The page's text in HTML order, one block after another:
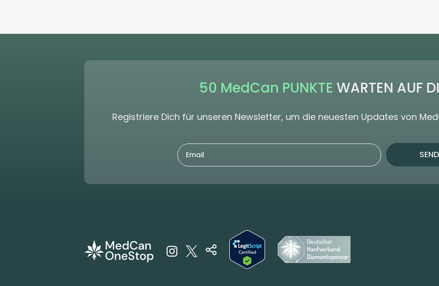
50 MedCan PUNKTE WARTEN AUF
Registriere Dich für unseren Newsletter, um die neuesten Updates von